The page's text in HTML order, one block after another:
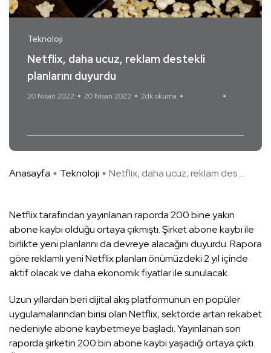
Teknoloji
Netflix, daha ucuz, reklam destekli
planlarını duyurdu
20 Nisan 2022 20 Nisan 2022 2dk okuma
Anasayfa Teknoloji Netflix, daha ucuz, reklam des ...
Netflix tarafından yayınlanan raporda 200 bine yakın
abone kaybı olduğu ortaya çıkmıştı. Şirket abone kaybı ile
birlikte yeni planlarını da devreye alacağını duyurdu. Rapora
göre reklamlı yeni Netflix planları önümüzdeki 2 yıl içinde
aktif olacak ve daha ekonomik fiyatlar ile sunulacak.
Uzun yıllardan beri dijital akış platformunun en popüler
uygulamalarından birisi olan Netflix, sektörde artan rekabet
nedeniyle abone kaybetmeye başladı. Yayınlanan son
raporda şirketin 200 bin abone kaybı yaşadığı ortaya çıktı.